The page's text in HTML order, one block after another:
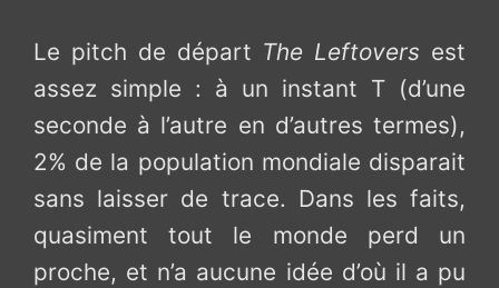
Le pitch de départ The Leftovers est
assez simple : à un instant T (d’une
seconde à l’autre en d’autres termes),
2% de la population mondiale disparait
sans laisser de trace. Dans les faits,
quasiment tout le monde perd un
proche, et n’a aucune idée d’où il a pu